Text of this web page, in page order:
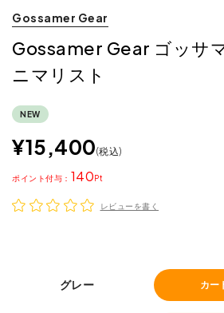
Gossamer Gear
Gossamer Gear ゴッサ
ニマリスト
NEW
¥15,400 税込
140
ポイント
レビューを書く
グレー カー